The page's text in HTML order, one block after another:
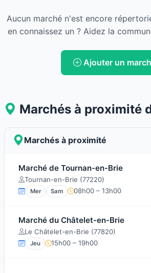
Aucun marché n'est encore
en connaissez un ? Aidez la
Ajouter un
Marchés à proximité
Marchés à proximité
Marché de Tournan-en-Brie
Tournan-en-Brie (77220)
Mer Sam 08h00 – 13h00
Marché du Châtelet-en-Brie
Le Châtelet-en-Brie (77820)
Jeu 15h00 – 19h00